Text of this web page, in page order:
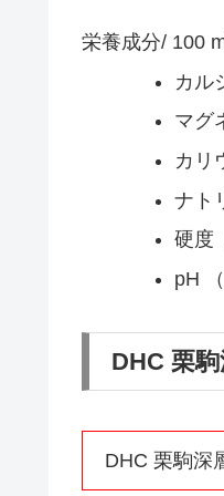
栄養成分/ 100
カル
マグ
カリ
ナト
硬度
pH
DHC 栗
DHC 栗駒深